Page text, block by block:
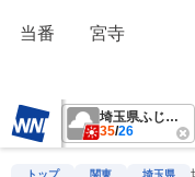
当番　　宮寺
以